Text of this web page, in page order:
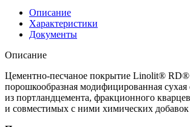
Описание
Характеристики
Документы
Описание
Цементно-песчаное покрытие Linolit®
порошкообразная модифицированная сухая
из портландцемента, фракционного
и совместимых с ними химических